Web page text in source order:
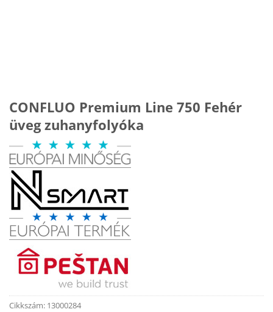
CONFLUO Premium Line 750 Fehér
üveg zuhanyfolyóka
Cikkszám: 13000284